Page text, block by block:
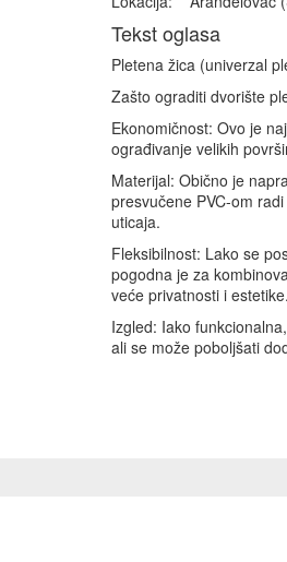
Tekst oglasa
Pletena žica (univerzal
Zašto ograditi dvorište
Ekonomičnost: Ovo je
ograđivanje velikih
Materijal: Obično je
presvučene PVC-om
uticaja.
Fleksibilnost: Lako se
pogodna je za
veće privatnosti i estetike.
Izgled: Iako
ali se može poboljšati